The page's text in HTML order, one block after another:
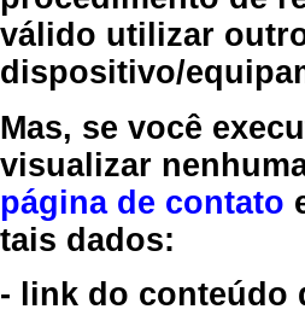
válido utilizar
dispositivo/
Mas, se você
visualizar
página de contato
tais dados:
- link do conteúdo